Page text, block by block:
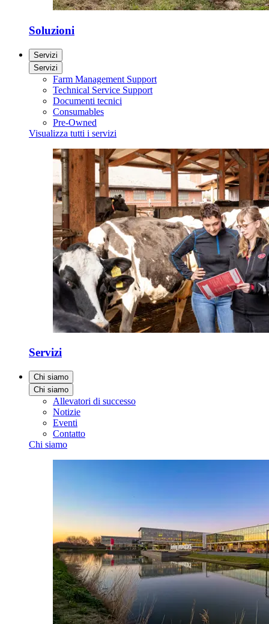
Soluzioni
Servizi
Servizi
Farm Management Support
Technical Service Support
Documenti tecnici
Consumables
Pre-Owned
Visualizza tutti i servizi
Servizi
Chi siamo
Chi siamo
Allevatori di successo
Notizie
Eventi
Contatto
Chi siamo